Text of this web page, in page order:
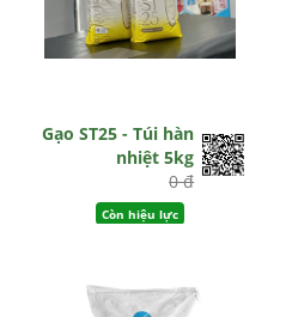
Gạo ST25 - Túi hàn
nhiệt 5kg
0 đ
Còn hiệu lực